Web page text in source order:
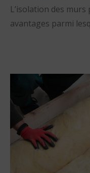
L’isolation des
avantages parmi